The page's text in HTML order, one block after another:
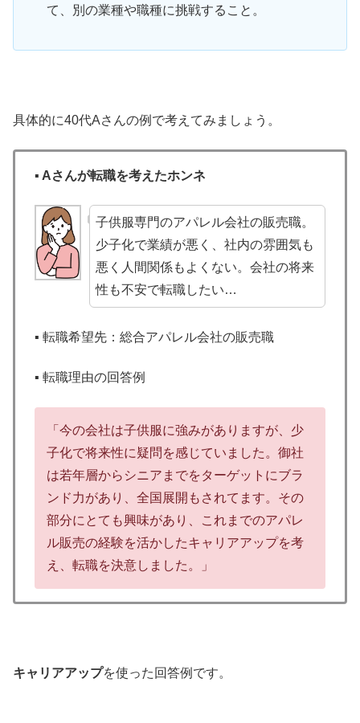
て、別の業種や職種に挑戦すること。
具体的に40代Aさんの例で考えてみましょう。
▪️ Aさんが転職を考えたホンネ
子供服専門のアパレル会社の販売職。
少子化で業績が悪く、社内の雰囲気も
悪く人間関係もよくない。会社の将来
性も不安で転職したい…
▪️ 転職希望先：総合アパレル会社の販売職
▪️ 転職理由の回答例
「今の会社は子供服に強みがありますが、少
子化で将来性に疑問を感じていました。御社
は若年層からシニアまでをターゲットにブラ
ンド力があり、全国展開もされてます。その
部分にとても興味があり、これまでのアパレ
ル販売の経験を活かしたキャリアアップを考
え、転職を決意しました。」
キャリアアップを使った回答例です。